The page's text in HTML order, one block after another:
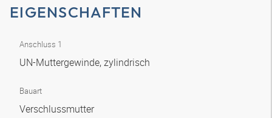
EIGENSCHAFTEN
Anschluss 1
UN-Muttergewinde, zylindrisch
Bauart
Verschlussmutter